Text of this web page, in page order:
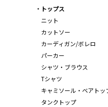
トップス
ニット
カットソー
カーディガン/ボレロ
パーカー
シャツ・ブラウス
Tシャツ
キャミソール・ベアトッ
タンクトップ